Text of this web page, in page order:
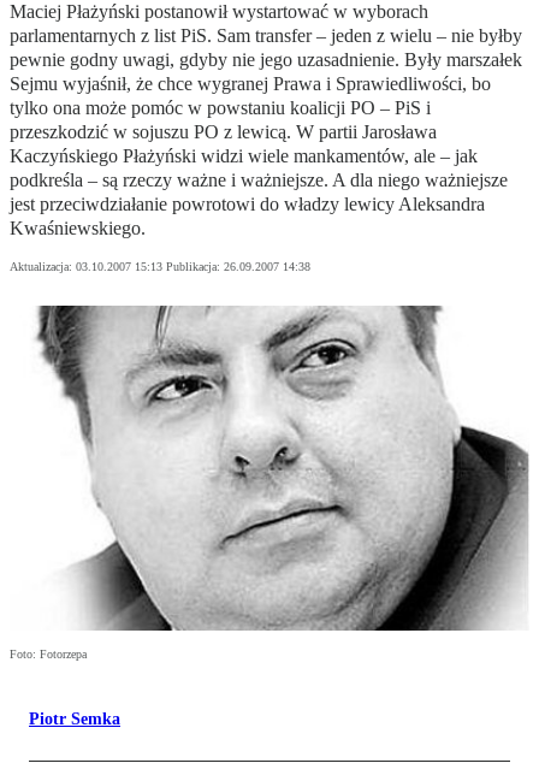
Maciej Płażyński postanowił wystartować w wyborach
parlamentarnych z list PiS. Sam transfer – jeden z wielu – nie byłby
pewnie godny uwagi, gdyby nie jego uzasadnienie. Były marszałek
Sejmu wyjaśnił, że chce wygranej Prawa i Sprawiedliwości, bo
tylko ona może pomóc w powstaniu koalicji PO – PiS i
przeszkodzić w sojuszu PO z lewicą. W partii Jarosława
Kaczyńskiego Płażyński widzi wiele mankamentów, ale – jak
podkreśla – są rzeczy ważne i ważniejsze. A dla niego ważniejsze
jest przeciwdziałanie powrotowi do władzy lewicy Aleksandra
Kwaśniewskiego.
Aktualizacja: 03.10.2007 15:13 Publikacja: 26.09.2007 14:38
Foto: Fotorzepa
Piotr Semka